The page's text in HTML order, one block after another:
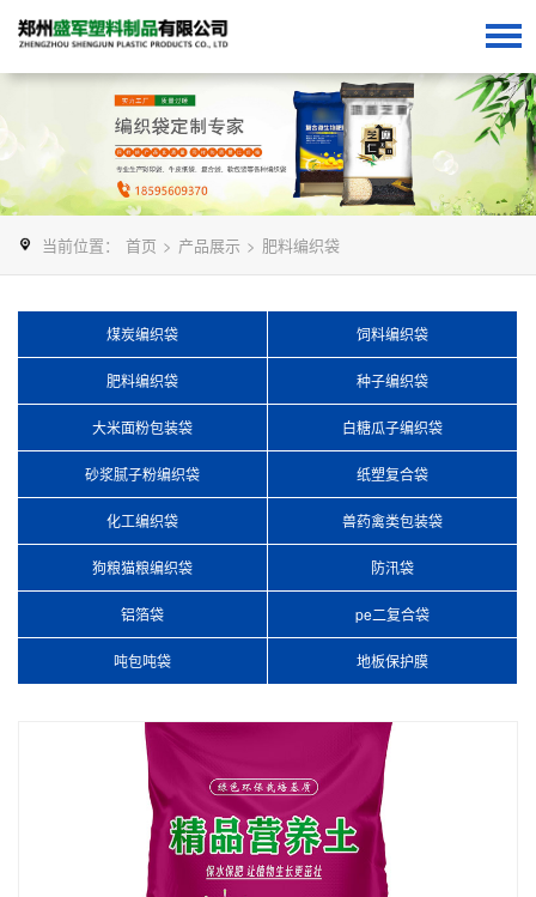
当前位置： 首页 > 产品展示 > 肥料编织袋
煤炭编织袋 饲料编织袋
肥料编织袋 种子编织袋
大米面粉包装袋 白糖瓜子编织袋
砂浆腻子粉编织袋 纸塑复合袋
化工编织袋 兽药禽类包装袋
狗粮猫粮编织袋 防汛袋
铝箔袋 pe二复合袋
吨包吨袋 地板保护膜